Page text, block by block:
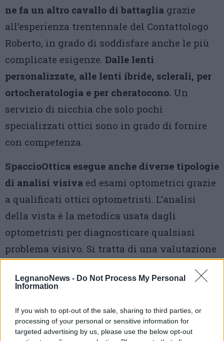
LegnanoNews - Do Not Process My Personal
Information
If you wish to opt-out of the sale, sharing to third parties, or
processing of your personal or sensitive information for
targeted advertising by us, please use the below opt-out
ne fa un altro cavallo di battaglia grazie
all’esperienza trentennale del Contattologo
Roberto, in grado di soddisfare anche le più
complicate esigenze. Dalle lenti
personalizzate, alle lenti ibride, sclerali, per
ortocheratologia e per cheratocono. Un
servizio di nicchia che solo pochi
specializzati ottici sono in grado di fornire
con competenza.
SpaccioOttica esegue anche diverse tipologie
di analisi visiva ed esami optometrici grazie
a qualificati ottici optometristi. L’analisi
della vista è la metodica usata dagli
optometristi per diagnosticare qualsiasi
problema visivo. Si tratta di una valutazione
serie di test specifici. Attraverso questo
valutare la migliore soluzione ottica per il
paziente. Gli optometristi di SpaccioOttica